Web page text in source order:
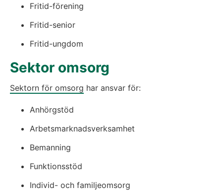
Fritid-förening
Fritid-senior
Fritid-ungdom
Sektor omsorg
Sektorn för omsorg har ansvar för:
Anhörgstöd
Arbetsmarknadsverksamhet
Bemanning
Funktionsstöd
Individ- och familjeomsorg